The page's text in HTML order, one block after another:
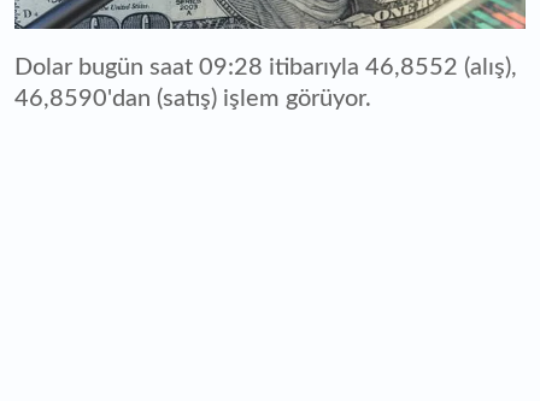
Dolar bugün saat 09:28 itibarıyla 46,8552 (alış),
46,8590'dan (satış) işlem görüyor.